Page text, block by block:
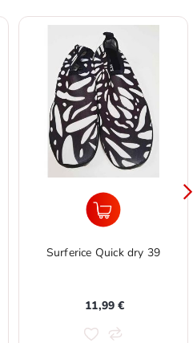
Surferice Quick dry 39
11,99 €